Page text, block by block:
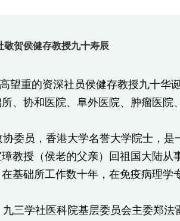
敬贺侯健存教授九十寿辰
重的资深社员侯健存教授九十华
、协和医院、阜外医院、肿瘤医院
委员，香港大学名誉大学院士，是
教授（侯老的父亲）回祖国大陆从
基础所工作数十年，在免疫病理学
三学社医科院基层委员会主委郑法